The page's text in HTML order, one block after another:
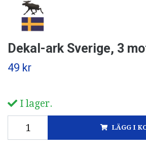
Dekal-ark Sverige, 3
49 kr
I lager.
LÄGG I